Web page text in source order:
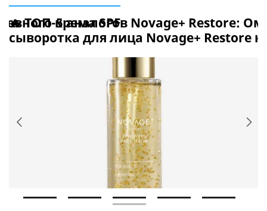
крема SPF
🔥 ТОП-5 аналогов Novage+ Restore:
сыворотка для лица Novage+ Restore